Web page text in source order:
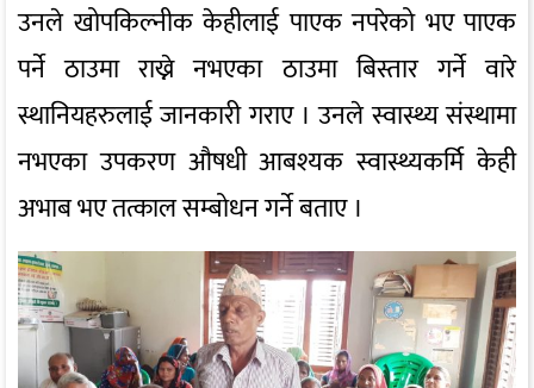
उनले खोपकिल्नीक केहीलाई पाएक नपरेको भए पाएक
पर्ने ठाउमा राख्ने नभएका ठाउमा बिस्तार गर्ने वारे
स्थानियहरुलाई जानकारी गराए । उनले स्वास्थ्य संस्थामा
नभएका उपकरण औषधी आबश्यक स्वास्थ्यकर्मि केही
अभाब भए तत्काल सम्बोधन गर्ने बताए ।